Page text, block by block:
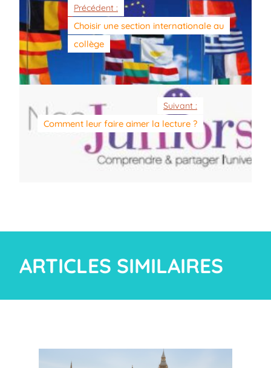
Précédent :
Choisir une section internationale au
collège
Suivant :
Comment leur faire aimer la lecture ?
ARTICLES SIMILAIRES